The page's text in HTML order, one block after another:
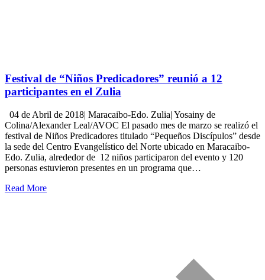
Festival de “Niños Predicadores” reunió a 12
participantes en el Zulia
04 de Abril de 2018| Maracaibo-Edo. Zulia| Yosainy de
Colina/Alexander Leal/AVOC El pasado mes de marzo se realizó el
festival de Niños Predicadores titulado “Pequeños Discípulos” desde
la sede del Centro Evangelístico del Norte ubicado en Maracaibo-
Edo. Zulia, alrededor de 12 niños participaron del evento y 120
personas estuvieron presentes en un programa que…
Read More